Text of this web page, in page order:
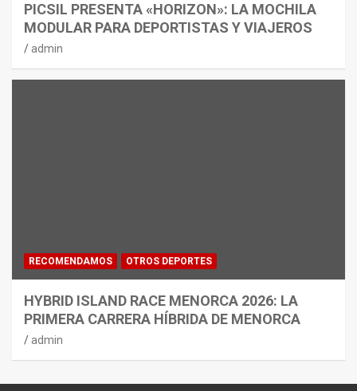
PICSIL PRESENTA «HORIZON»: LA MOCHILA
MODULAR PARA DEPORTISTAS Y VIAJEROS
admin
RECOMENDAMOS OTROS DEPORTES
HYBRID ISLAND RACE MENORCA 2026: LA
PRIMERA CARRERA HÍBRIDA DE MENORCA
admin